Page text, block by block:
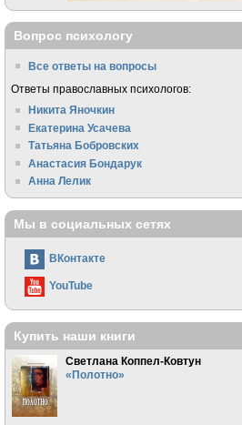
Вопрос психологу
Все ответы на вопросы
Ответы православных психологов:
Никита Яночкин
Екатерина Усачева
Татьяна Бобровских
Анастасия Бондарук
Анна Лелик
Мы в социальных сетях
ВКонтакте
YouTube
Купить наши книги
Светлана Коппел-Ковтун
«Полотно»